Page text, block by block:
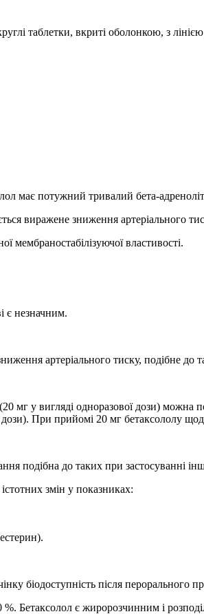
таблетки, вкриті оболонкою, з
має потужний тривалий бета-
виражене зниження артеріального
мембраностабілізуючої властивості.
є незначним.
артеріального тиску, подібне
мг у вигляді одноразової дози) можна
При прийомі 20 мг бетаксололу
подібна до таких при застосуванні
змін у показниках:
біодоступність після перорального
Бетаксолол є жиророзчинним і